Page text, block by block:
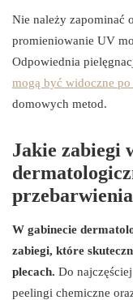
Nie należy zapominać
promieniowanie UV
Odpowiednia
mogą być widoczne
domowych metod.
Jakie zabiegi
W gabinecie
zabiegi, które
plecach. Do
peelingi chemiczne